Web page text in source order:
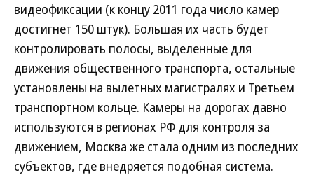
видеофиксации (к концу 2011 года число камер
достигнет 150 штук). Большая их часть будет
контролировать полосы, выделенные для
движения общественного транспорта, остальные
установлены на вылетных магистралях и Третьем
транспортном кольце. Камеры на дорогах давно
используются в регионах РФ для контроля за
движением, Москва же стала одним из последних
субъектов, где внедряется подобная система.